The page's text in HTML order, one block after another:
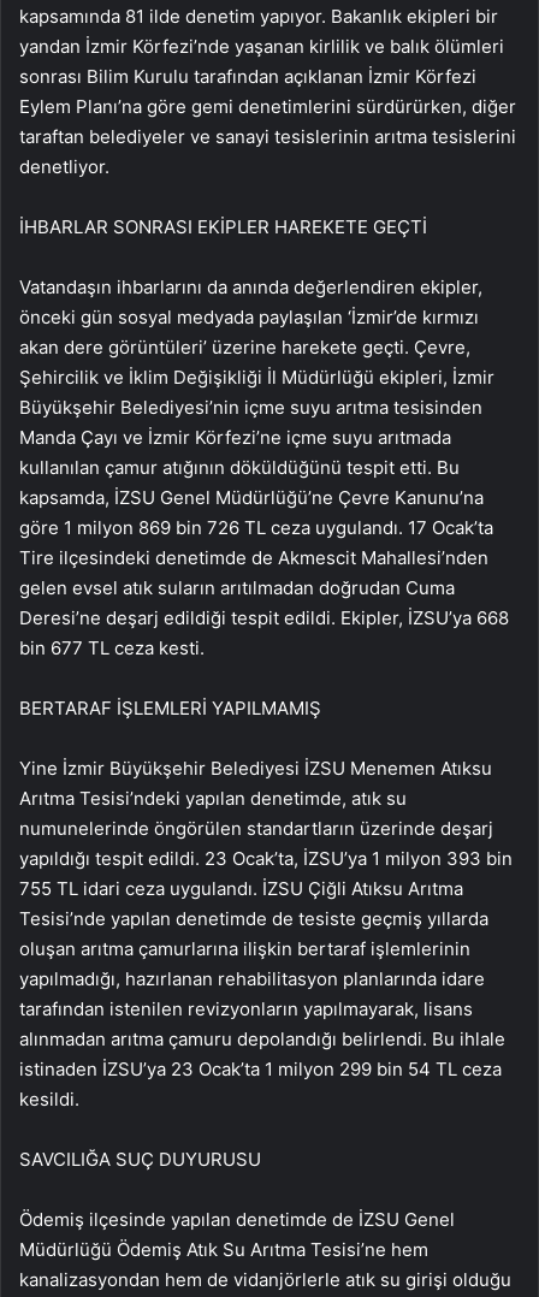
kapsamında 81 ilde denetim yapıyor. Bakanlık ekipleri bir
yandan İzmir Körfezi’nde yaşanan kirlilik ve balık ölümleri
sonrası Bilim Kurulu tarafından açıklanan İzmir Körfezi
Eylem Planı’na göre gemi denetimlerini sürdürürken, diğer
taraftan belediyeler ve sanayi tesislerinin arıtma tesislerini
denetliyor.
İHBARLAR SONRASI EKİPLER HAREKETE GEÇTİ
Vatandaşın ihbarlarını da anında değerlendiren ekipler,
önceki gün sosyal medyada paylaşılan ‘İzmir’de kırmızı
akan dere görüntüleri’ üzerine harekete geçti. Çevre,
Şehircilik ve İklim Değişikliği İl Müdürlüğü ekipleri, İzmir
Büyükşehir Belediyesi’nin içme suyu arıtma tesisinden
Manda Çayı ve İzmir Körfezi’ne içme suyu arıtmada
kullanılan çamur atığının döküldüğünü tespit etti. Bu
kapsamda, İZSU Genel Müdürlüğü’ne Çevre Kanunu’na
göre 1 milyon 869 bin 726 TL ceza uygulandı. 17 Ocak’ta
Tire ilçesindeki denetimde de Akmescit Mahallesi’nden
gelen evsel atık suların arıtılmadan doğrudan Cuma
Deresi’ne deşarj edildiği tespit edildi. Ekipler, İZSU’ya 668
bin 677 TL ceza kesti.
BERTARAF İŞLEMLERİ YAPILMAMIŞ
Yine İzmir Büyükşehir Belediyesi İZSU Menemen Atıksu
Arıtma Tesisi’ndeki yapılan denetimde, atık su
numunelerinde öngörülen standartların üzerinde deşarj
yapıldığı tespit edildi. 23 Ocak’ta, İZSU’ya 1 milyon 393 bin
755 TL idari ceza uygulandı. İZSU Çiğli Atıksu Arıtma
Tesisi’nde yapılan denetimde de tesiste geçmiş yıllarda
oluşan arıtma çamurlarına ilişkin bertaraf işlemlerinin
yapılmadığı, hazırlanan rehabilitasyon planlarında idare
tarafından istenilen revizyonların yapılmayarak, lisans
alınmadan arıtma çamuru depolandığı belirlendi. Bu ihlale
istinaden İZSU’ya 23 Ocak’ta 1 milyon 299 bin 54 TL ceza
kesildi.
SAVCILIĞA SUÇ DUYURUSU
Ödemiş ilçesinde yapılan denetimde de İZSU Genel
Müdürlüğü Ödemiş Atık Su Arıtma Tesisi’ne hem
kanalizasyondan hem de vidanjörlerle atık su girişi olduğu